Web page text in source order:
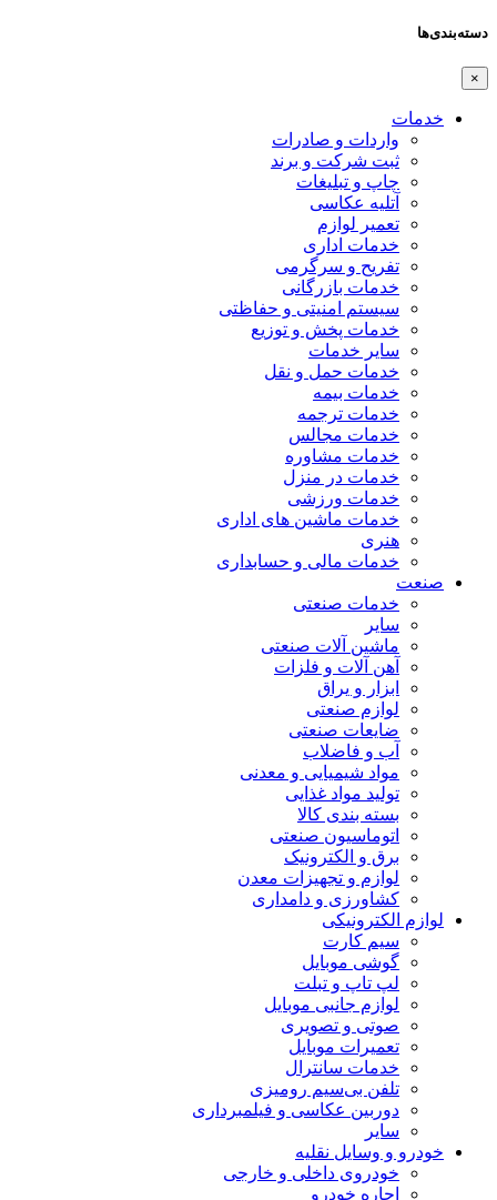
دسته‌بندی‌ها
×
خدمات
واردات و صادرات
ثبت شرکت و برند
چاپ و تبلیغات
آتلیه عکاسی
تعمیر لوازم
خدمات اداری
تفریح و سرگرمی
خدمات بازرگانی
سیستم امنیتی و حفاظتی
خدمات پخش و توزیع
سایر خدمات
خدمات حمل و نقل
خدمات بیمه
خدمات ترجمه
خدمات مجالس
خدمات مشاوره
خدمات در منزل
خدمات ورزشی
خدمات ماشین های اداری
هنری
خدمات مالی و حسابداری
صنعت
خدمات صنعتی
سایر
ماشین آلات صنعتی
آهن آلات و فلزات
ابزار و یراق
لوازم صنعتی
ضایعات صنعتی
آب و فاضلاب
مواد شیمیایی و معدنی
تولید مواد غذایی
بسته بندی کالا
اتوماسیون صنعتی
برق و الکترونیک
لوازم و تجهیزات معدن
کشاورزی و دامداری
لوازم الکترونیکی
سیم کارت
گوشی موبایل
لپ تاپ و تبلت
لوازم جانبی موبایل
صوتی و تصویری
تعمیرات موبایل
خدمات سانترال
تلفن بی‌سیم رومیزی
دوربین عکاسی و فیلمبرداری
سایر
خودرو و وسایل نقلیه
خودروی داخلی و خارجی
اجاره خودرو